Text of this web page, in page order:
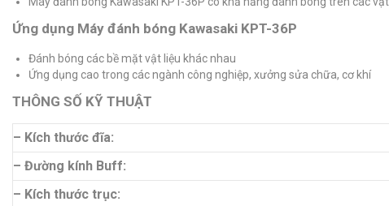
Ứng dụng Máy đánh bóng Kawasaki KPT-36P
Đánh bóng các bề mặt vật liệu khác nhau
Ứng dụng cao trong các ngành công nghiệp, xưởng sửa chữa, cơ khí
THÔNG SỐ KỸ THUẬT
– Kích thước đĩa:
– Đường kính Buff:
– Kích thước trục: